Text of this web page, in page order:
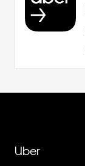
Uber